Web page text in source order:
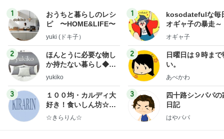
1
おうちと暮らしのレシ
ピ 〜HOME&LIFE〜
yuki (ドキ子）
2
ほんとうに必要な物し
か持たない暮らし◆Ke
ep Life Simple◆〜イ
yukiko
3
１００均・カルディ大
好き！食いしん坊☆き
らりん☆のブログ
☆きらりん☆
1
kosodatefulな毎
オギャ子の暴走～
オギャ子
2
日曜日は９時まで
い。
あべかわ
3
四十路シンパパの
日記
はやパパ